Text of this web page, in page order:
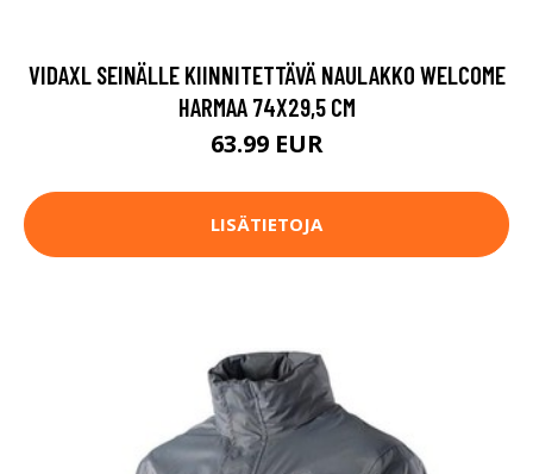
VIDAXL SEINÄLLE KIINNITETTÄVÄ NAULAKKO WELCOME
HARMAA 74X29,5 CM
63.99 EUR
LISÄTIETOJA